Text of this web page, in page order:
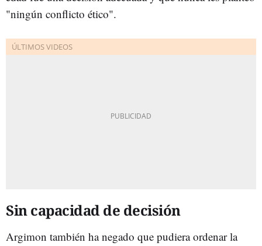
"ningún conflicto ético".
Sin capacidad de decisión
Argimon también ha negado que pudiera ordenar la